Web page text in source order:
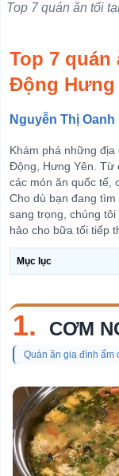
Top 7 quán ăn tối
Top 7 quán
Động Hưng
Nguyễn Thị Oanh
Khám phá những
Động, Hưng Yên. Từ
các món ăn quốc tế,
Cho dù bạn đang
sang trọng, chúng
hảo cho bữa tối tiếp
Mục lục
1. CƠM
Quán ăn gia đình ấm